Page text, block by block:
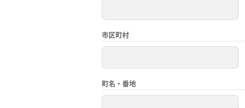
市区町村
町名・番地